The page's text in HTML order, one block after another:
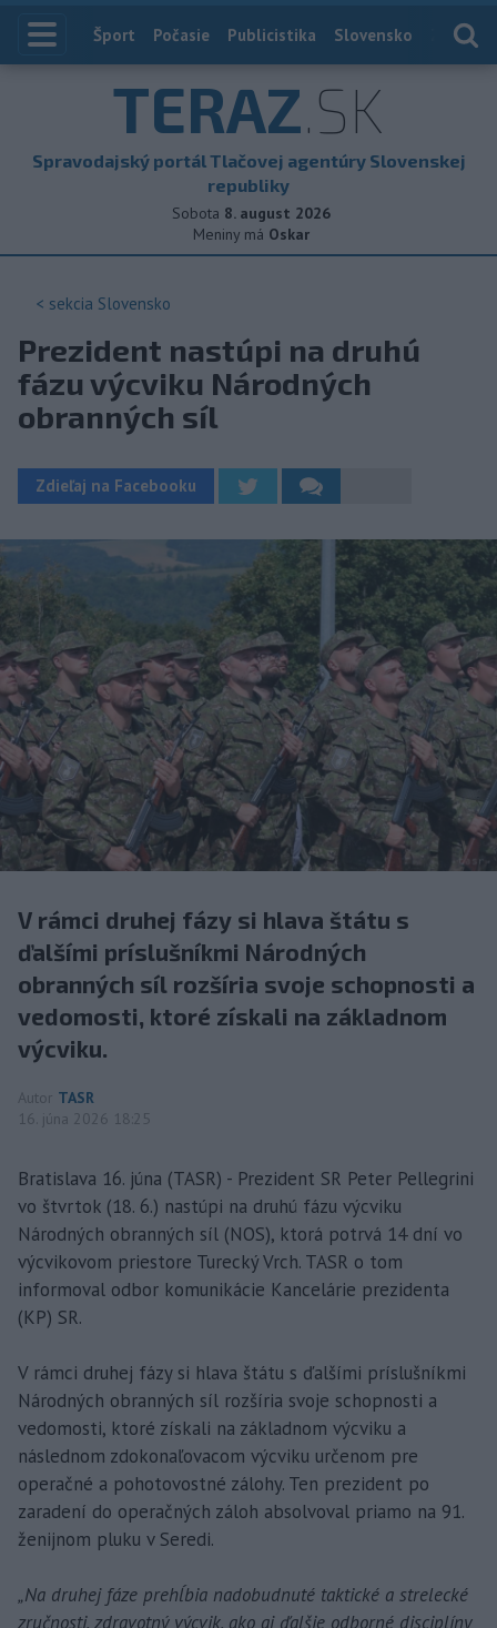
Index
Šport Počasie Publicistika Slovensko
TERAZ.SK
Spravodajský portál Tlačovej agentúry Slovenskej
republiky
Sobota 8. august 2026
Meniny má Oskar
< sekcia Slovensko
Prezident nastúpi na druhú
fázu výcviku Národných
obranných síl
Zdieľaj na Facebooku
V rámci druhej fázy si hlava štátu s
ďalšími príslušníkmi Národných
obranných síl rozšíria svoje schopnosti a
vedomosti, ktoré získali na základnom
výcviku.
Autor TASR
16. júna 2026 18:25
Bratislava 16. júna (TASR) - Prezident SR Peter Pellegrini
vo štvrtok (18. 6.) nastúpi na druhú fázu výcviku
Národných obranných síl (NOS), ktorá potrvá 14 dní vo
výcvikovom priestore Turecký Vrch. TASR o tom
informoval odbor komunikácie Kancelárie prezidenta
(KP) SR.
V rámci druhej fázy si hlava štátu s ďalšími príslušníkmi
Národných obranných síl rozšíria svoje schopnosti a
vedomosti, ktoré získali na základnom výcviku a
následnom zdokonaľovacom výcviku určenom pre
operačné a pohotovostné zálohy. Ten prezident po
zaradení do operačných záloh absolvoval priamo na 91.
ženijnom pluku v Seredi.
„Na druhej fáze prehĺbia nadobudnuté taktické a strelecké
zručnosti, zdravotný výcvik, ako aj ďalšie odborné disciplíny